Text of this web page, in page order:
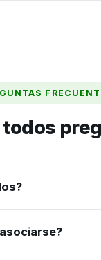
todos
productores
uno